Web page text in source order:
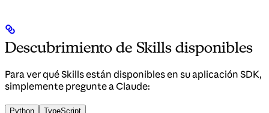
Descubrimiento de Skills disponibles
Para ver qué Skills están disponibles en su aplicación SDK,
simplemente pregunte a Claude:
Python TypeScript